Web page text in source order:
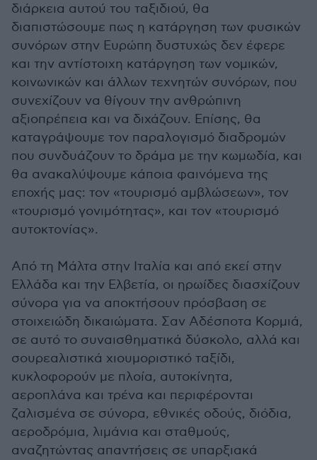
διάρκεια αυτού του ταξιδιού, θα
διαπιστώσουμε πως η κατάργηση των φυσικών
συνόρων στην Ευρώπη δυστυχώς δεν έφερε
και την αντίστοιχη κατάργηση των νομικών,
κοινωνικών και άλλων τεχνητών συνόρων, που
συνεχίζουν να θίγουν την ανθρώπινη
αξιοπρέπεια και να διχάζουν. Επίσης, θα
καταγράψουμε τον παραλογισμό διαδρομών
που συνδυάζουν το δράμα με την κωμωδία, και
θα ανακαλύψουμε κάποια φαινόμενα της
εποχής μας: τον «τουρισμό αμβλώσεων», τον
«τουρισμό γονιμότητας», και τον «τουρισμό
αυτοκτονίας».
Από τη Μάλτα στην Ιταλία και από εκεί στην
Ελλάδα και την Ελβετία, οι ηρωίδες διασχίζουν
σύνορα για να αποκτήσουν πρόσβαση σε
στοιχειώδη δικαιώματα. Σαν Αδέσποτα Κορμιά,
σε αυτό το συναισθηματικά δύσκολο, αλλά και
σουρεαλιστικά χιουμοριστικό ταξίδι,
κυκλοφορούν με πλοία, αυτοκίνητα,
αεροπλάνα και τρένα και περιφέρονται
ζαλισμένα σε σύνορα, εθνικές οδούς, διόδια,
αεροδρόμια, λιμάνια και σταθμούς,
αναζητώντας απαντήσεις σε υπαρξιακά